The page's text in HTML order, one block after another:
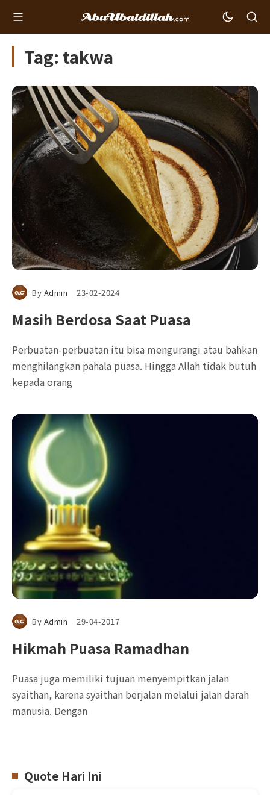
Tag: takwa
By Admin 23-02-2024
Masih Berdosa Saat Puasa
Perbuatan-perbuatan itu bisa mengurangi atau bahkan
menghilangkan pahala puasa. Hingga Allah tidak butuh
kepada orang
By Admin 29-04-2017
Hikmah Puasa Ramadhan
Puasa juga memiliki tujuan menyempitkan jalan
syaithan, karena syaithan berjalan melalui jalan darah
manusia. Dengan
Quote Hari Ini